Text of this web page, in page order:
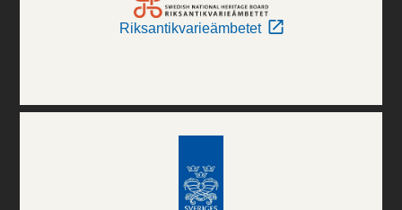
Riksantikvarieämbetet